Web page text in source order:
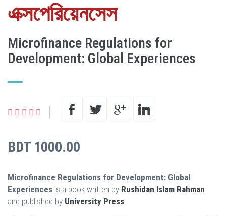
এক্সপেরিয়েনসেস
Microfinance Regulations for
Development: Global Experiences
BDT 1000.00
Microfinance Regulations for Development: Global
Experiences is a book written by Rushidan Islam Rahman
and published by University Press